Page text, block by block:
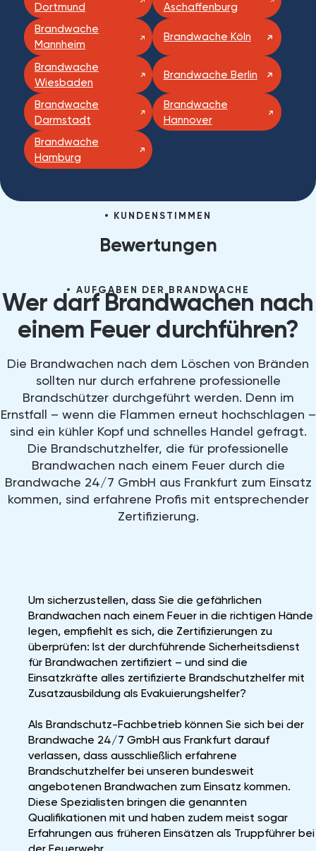
Dortmund
Aschaffenburg
Brandwache
Mannheim
Brandwache Köln
Brandwache
Wiesbaden
Brandwache Berlin
Brandwache
Darmstadt
Brandwache
Hannover
Brandwache
Hamburg
KUNDENSTIMMEN
Bewertungen
AUFGABEN DER BRANDWACHE
Wer darf Brandwachen nach
einem Feuer durchführen?
Die Brandwachen nach dem Löschen von Bränden
sollten nur durch erfahrene professionelle
Brandschützer durchgeführt werden. Denn im
Ernstfall – wenn die Flammen erneut hochschlagen –
sind ein kühler Kopf und schnelles Handel gefragt.
Die Brandschutzhelfer, die für professionelle
Brandwachen nach einem Feuer durch die
Brandwache 24/7 GmbH aus Frankfurt zum Einsatz
kommen, sind erfahrene Profis mit entsprechender
Zertifizierung.
Um sicherzustellen, dass Sie die gefährlichen
Brandwachen nach einem Feuer in die richtigen Hände
legen, empfiehlt es sich, die Zertifizierungen zu
überprüfen: Ist der durchführende Sicherheitsdienst
für Brandwachen zertifiziert – und sind die
Einsatzkräfte alles zertifizierte Brandschutzhelfer mit
Zusatzausbildung als Evakuierungshelfer?
Als Brandschutz-Fachbetrieb können Sie sich bei der
Brandwache 24/7 GmbH aus Frankfurt darauf
verlassen, dass ausschließlich erfahrene
Brandschutzhelfer bei unseren bundesweit
angebotenen Brandwachen zum Einsatz kommen.
Diese Spezialisten bringen die genannten
Qualifikationen mit und haben zudem meist sogar
Erfahrungen aus früheren Einsätzen als Truppführer bei